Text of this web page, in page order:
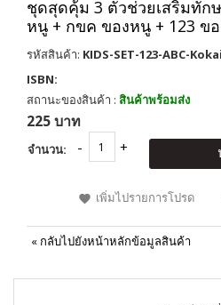
ชุดสุดคุ้ม 3 ตัวช่วยเสริมทัก
หนู + กขค ของหนู + 123 ข
รหัสสินค้า: KIDS-SET-123-ABC-Kokai
ISBN:
สถานะของสินค้า : สินค้าพร้อมส่ง
225 บาท
จำนวน:
เพิ่มไปรายการโปรด
« กลับไปยังหน้าหลักข้อมูลสินค้า